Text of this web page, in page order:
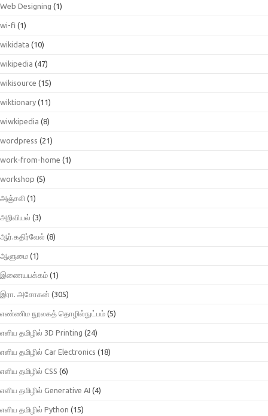
Web Designing (1)
wi-fi (1)
wikidata (10)
wikipedia (47)
wikisource (15)
wiktionary (11)
wiwkipedia (8)
wordpress (21)
work-from-home (1)
workshop (5)
அஞ்சலி (1)
அறிவியல் (3)
ஆர்.கதிர்வேல் (8)
ஆளுமை (1)
இணையபக்கம் (1)
இரா. அசோகன் (305)
எண்ணிம நூலகத் தொழில்நுட்பம் (5)
எளிய தமிழில் 3D Printing (24)
எளிய தமிழில் Car Electronics (18)
எளிய தமிழில் CSS (6)
எளிய தமிழில் Generative AI (4)
எளிய தமிழில் Python (15)